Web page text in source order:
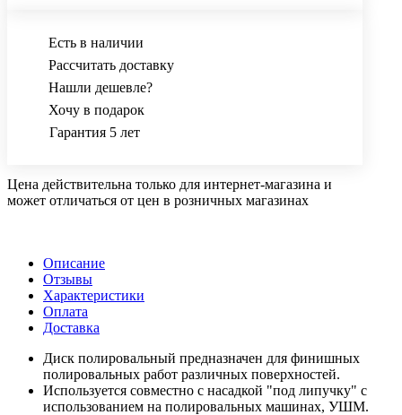
Есть в наличии
Рассчитать доставку
Нашли дешевле?
Хочу в подарок
Гарантия 5 лет
Цена действительна только для интернет-магазина и
может отличаться от цен в розничных магазинах
Описание
Отзывы
Характеристики
Оплата
Доставка
Диск полировальный предназначен для финишных
полировальных работ различных поверхностей.
Используется совместно с насадкой "под липучку" с
использованием на полировальных машинах, УШМ.